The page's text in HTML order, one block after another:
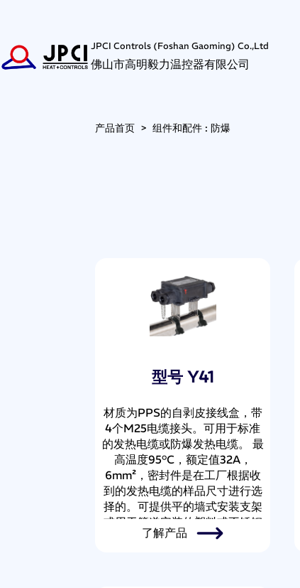
JPCI Controls (Foshan Gaoming) Co.,Ltd
佛山市高明毅力温控器有限公司
产品首页 >组件和配件 : 防爆
型号 Y41
材质为PPS的自剥皮接线盒，带
4个M25电缆接头。可用于标准
的发热电缆或防爆发热电缆。 最
高温度95°C，额定值32A，
6mm²，密封件是在工厂根据收
到的发热电缆的样品尺寸进行选
择的。可提供平的墙式安装支架
或用于管道安装的塑料或不锈钢
支架
了解产品